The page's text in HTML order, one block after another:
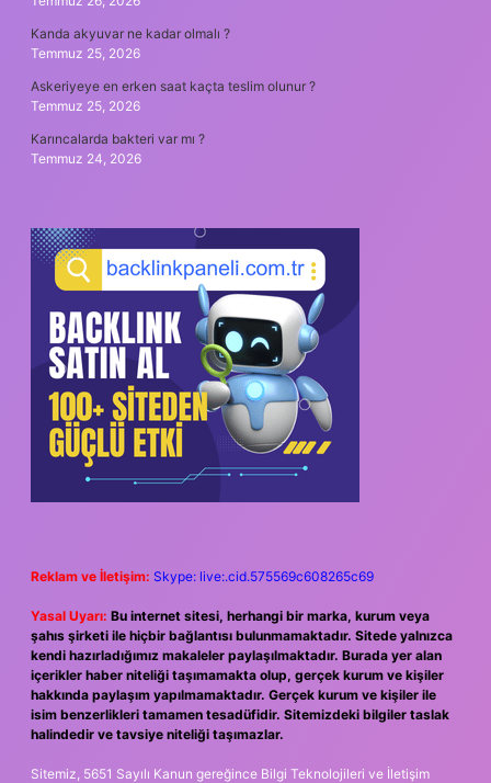
Kanda akyuvar ne kadar olmalı ?
Temmuz 25, 2026
Askeriyeye en erken saat kaçta teslim olunur ?
Temmuz 25, 2026
Karıncalarda bakteri var mı ?
Temmuz 24, 2026
Reklam ve İletişim: Skype: live:.cid.575569c608265c69
Yasal Uyarı: Bu internet sitesi, herhangi bir marka, kurum veya
şahıs şirketi ile hiçbir bağlantısı bulunmamaktadır. Sitede yalnızca
kendi hazırladığımız makaleler paylaşılmaktadır. Burada yer alan
içerikler haber niteliği taşımamakta olup, gerçek kurum ve kişiler
hakkında paylaşım yapılmamaktadır. Gerçek kurum ve kişiler ile
isim benzerlikleri tamamen tesadüfidir. Sitemizdeki bilgiler taslak
halindedir ve tavsiye niteliği taşımazlar.
Sitemiz, 5651 Sayılı Kanun gereğince Bilgi Teknolojileri ve İletişim